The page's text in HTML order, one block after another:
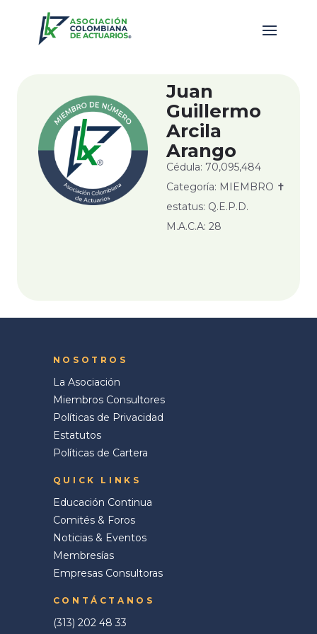
Juan
Guillermo
Arcila
Arango
Cédula: 70,095,484
Categoría: MIEMBRO ✝
estatus: Q.E.P.D.
M.A.C.A: 28
NOSOTROS
La Asociación
Miembros Consultores
Políticas de Privacidad
Estatutos
Políticas de Cartera
QUICK LINKS
Educación Continua
Comités & Foros
Noticias & Eventos
Membresías
Empresas Consultoras
CONTÁCTANOS
(313) 202 48 33